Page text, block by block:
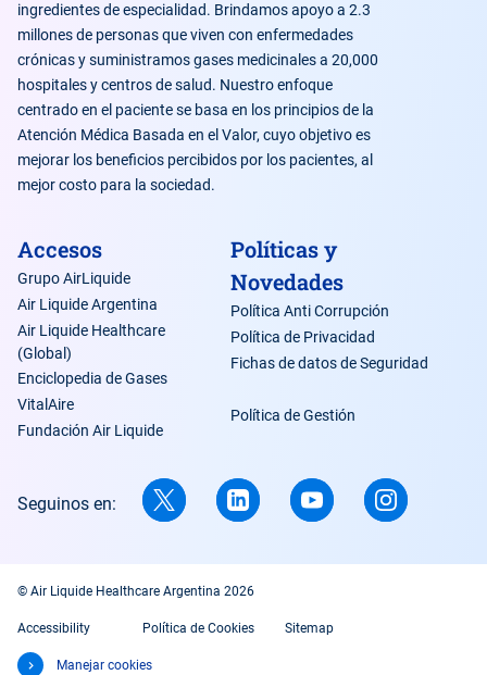
ingredientes de especialidad. Brindamos apoyo a 2.3
millones de personas que viven con enfermedades
crónicas y suministramos gases medicinales a 20,000
hospitales y centros de salud. Nuestro enfoque
centrado en el paciente se basa en los principios de la
Atención Médica Basada en el Valor, cuyo objetivo es
mejorar los beneficios percibidos por los pacientes, al
mejor costo para la sociedad.
Accesos
Grupo AirLiquide
Air Liquide Argentina
Air Liquide Healthcare
(Global)
Enciclopedia de Gases
VitalAire
Fundación Air Liquide
Políticas y
Novedades
Política Anti Corrupción
Política de Privacidad
Fichas de datos de Seguridad
Política de Gestión
Seguinos en:
© Air Liquide Healthcare Argentina 2026
Accessibility Política de Cookies Sitemap
Manejar cookies